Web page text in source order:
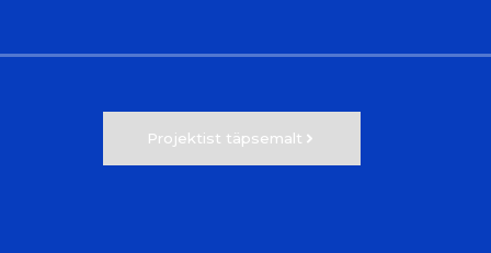
Projektist täpsemalt